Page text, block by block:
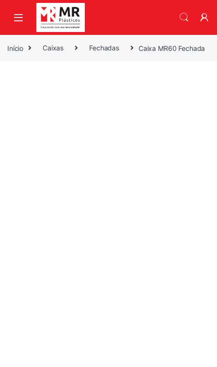
Skip to navigation
Skip to content
Início Caixas Fechadas Caixa MR60 Fechada